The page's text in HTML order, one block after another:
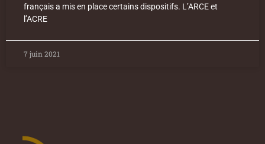
français a mis en place certains dispositifs. L’ARCE et
l’ACRE
7 juin 2021